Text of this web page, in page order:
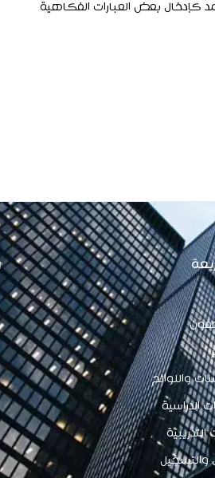
كإدخال بعض العبارات الفكاهية
واللوائح
الدراسية
التدريبية
والتسجيل